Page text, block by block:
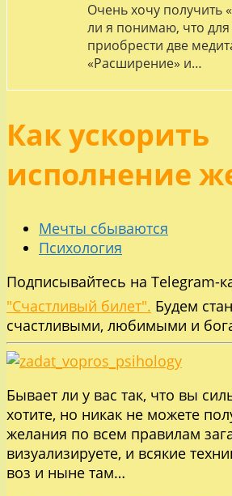
Очень хочу получить
ли я понимаю, что
приобрести две
«Расширение» и…
Как ускорить
исполнение
Мечты сбываются
Психология
Подписывайтесь на Telegram-
"Счастливый билет". Будем
счастливыми, любимыми и
Бывает ли у вас так, что вы
хотите, но никак не можете
желания по всем правилам
визуализируете, и всякие
воз и ныне там…